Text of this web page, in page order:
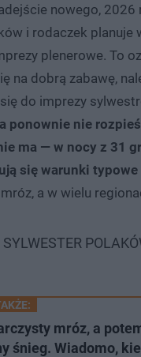
nowego, 2026
i rodaczek planuje
plenerowe. To
na dobrą zabawę,
do imprezy
ponownie nie
ma — w nocy z 31
się warunki
a w wielu
mróz, a
śnieg. Wiadomo,